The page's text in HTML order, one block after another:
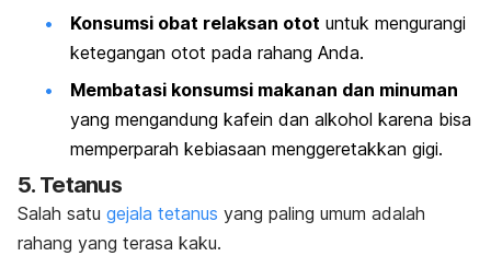
Konsumsi obat relaksan otot untuk mengurangi
ketegangan otot pada rahang Anda.
Membatasi konsumsi makanan dan minuman
yang mengandung kafein dan alkohol karena bisa
memperparah kebiasaan menggeretakkan gigi.
5. Tetanus
Salah satu gejala tetanus yang paling umum adalah
rahang yang terasa kaku.